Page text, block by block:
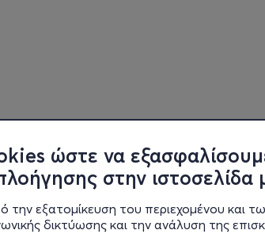
ώστε να
στην ιστοσελίδα
εξατομίκευση του περιεχομένου και
δικτύωσης και την ανάλυση της